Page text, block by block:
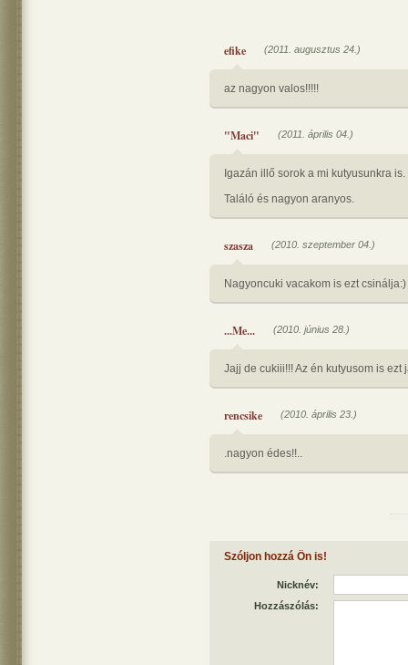
efike (2011. augusztus 24.)
az nagyon valos!!!!!
"Maci" (2011. április 04.)
Igazán illő sorok a mi kutyusunkra is.
Találó és nagyon aranyos.
szasza (2010. szeptember 04.)
Nagyoncuki vacakom is ezt csinálja:)
...Me... (2010. június 28.)
Jajj de cukiii!!! Az én kutyusom is ezt
rencsike (2010. április 23.)
.nagyon édes!!..
Szóljon hozzá Ön is!
Nicknév:
Hozzászólás: